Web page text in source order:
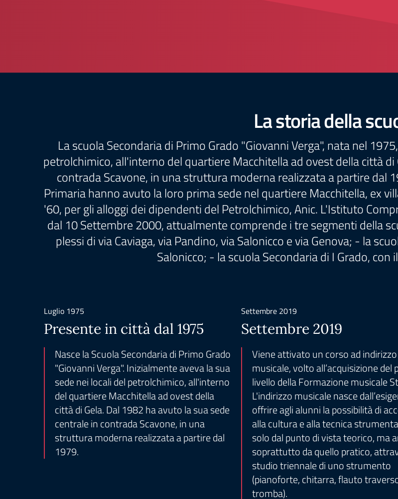
La storia della
La scuola Secondaria di Primo Grado "Giovanni Verga", nata nel
petrolchimico, all'interno del quartiere Macchitella ad ovest della città
contrada Scavone, in una struttura moderna realizzata a partire dal
Primaria hanno avuto la loro prima sede nel quartiere Macchitella, ex
'60, per gli alloggi dei dipendenti del Petrolchimico, Anic. L'Istituto
dal 10 Settembre 2000, attualmente comprende i tre segmenti della
plessi di via Caviaga, via Pandino, via Salonicco e via Genova; - la
Salonicco; - la scuola Secondaria di I Grado, con
Luglio 1975
Presente in città dal 1975
Nasce la Scuola Secondaria di Primo Grado
"Giovanni Verga". Inizialmente aveva la sua
sede nei locali del petrolchimico, all'interno
del quartiere Macchitella ad ovest della
città di Gela. Dal 1982 ha avuto la sua sede
centrale in contrada Scavone, in una
struttura moderna realizzata a partire dal
1979.
Settembre 2019
Settembre 2019
Viene attivato un corso ad indirizzo
musicale, volto all’acquisizione del
livello della Formazione musicale
L'indirizzo musicale nasce
offrire agli alunni la possibilità di
alla cultura e alla tecnica
solo dal punto di vista teorico, ma
soprattutto da quello pratico,
studio triennale di uno strumento
(pianoforte, chitarra, flauto
tromba).